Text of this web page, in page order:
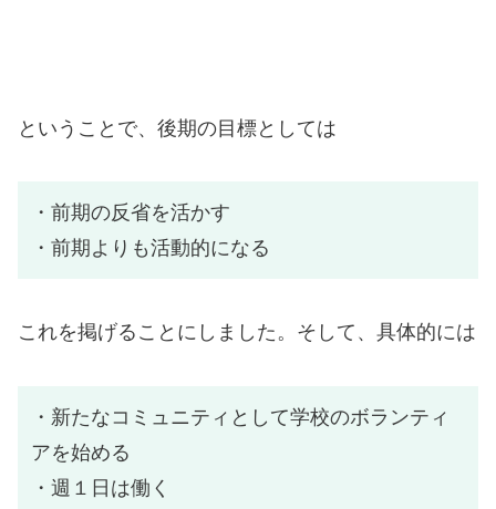
ということで、後期の目標としては
・前期の反省を活かす
・前期よりも活動的になる
これを掲げることにしました。そして、具体的には
・新たなコミュニティとして学校のボランティ
アを始める
・週１日は働く